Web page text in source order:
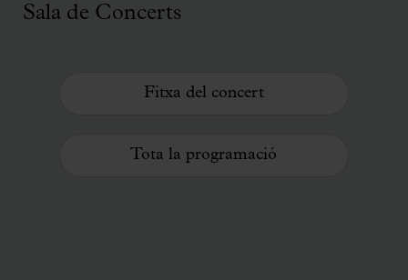
Sala de Concerts
Fitxa del concert
Tota la programació